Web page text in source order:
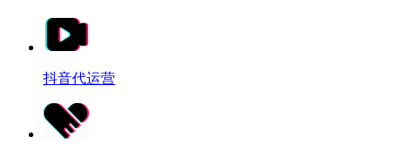
抖音代运营